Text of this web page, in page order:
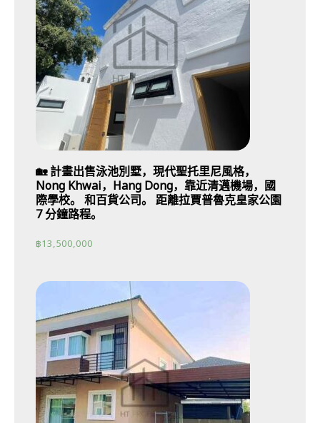
🏡 計畫出售泳池別墅，現代聖托里尼風格，
Nong Khwai，Hang Dong，靠近清邁機場，國
際學校。 和百貨公司。 距離拉賈普魯克皇家公園
7 分鐘路程。
฿13,500,000